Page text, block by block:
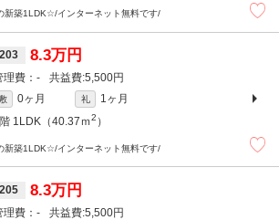
新築1LDK☆/インターネット無料です/
203 8.3万円
- 5,500円
0ヶ月 礼
1ヶ月
1LDK（40.37ｍ2 ）
新築1LDK☆/インターネット無料です/
205 8.3万円
- 5,500円